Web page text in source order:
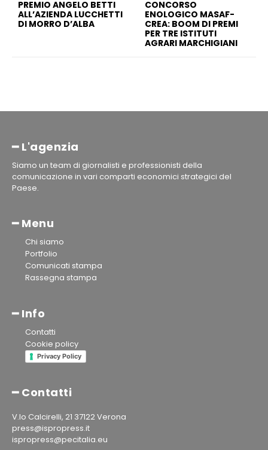
PREMIO ANGELO BETTI
ALL’AZIENDA LUCCHETTI
DI MORRO D’ALBA
CONCORSO
ENOLOGICO MASAF-
CREA: BOOM DI PREMI
PER TRE ISTITUTI
AGRARI MARCHIGIANI
━ L'agenzia
Siamo un team di giornalisti e professionisti della
comunicazione in vari comparti economici strategici del
Paese.
━ Menu
Chi siamo
Portfolio
Comunicati stampa
Rassegna stampa
━ Info
Contatti
Cookie policy
Privacy Policy
━ Contatti
V.lo Calcirelli, 21 37122 Verona
press@ispropress.it
ispropress@pecitalia.eu